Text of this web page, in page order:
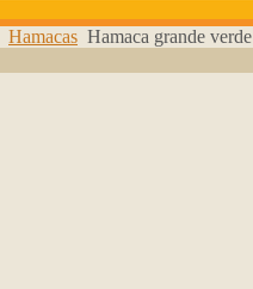
Hamacas Hamaca grande verde